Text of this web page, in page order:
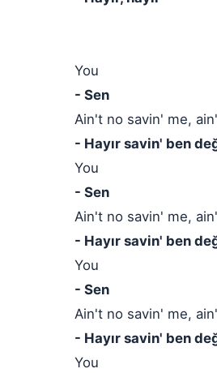
You
- Sen
Ain't no savin' me,
- Hayır savin' ben
You
- Sen
Ain't no savin' me,
- Hayır savin' ben
You
- Sen
Ain't no savin' me,
- Hayır savin' ben
You